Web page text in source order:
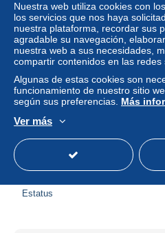
FRANCE Variétés: 2
'Semeuse',
± 2,46 US$
Estatus
Nuestra web utiliza cookies con
los servicios que nos haya
nuestra plataforma, recordar sus
agradable su navegación,
nuestra web a sus necesidades,
compartir contenidos en las redes
Algunas de estas cookies son
funcionamiento de nuestro sitio
según sus preferencias. Más
Ver más